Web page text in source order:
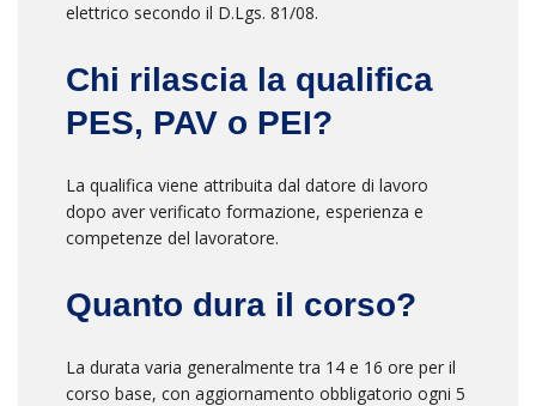
elettrico secondo il D.Lgs. 81/08.
Chi rilascia la qualifica
PES, PAV o PEI?
La qualifica viene attribuita dal datore di lavoro
dopo aver verificato formazione, esperienza e
competenze del lavoratore.
Quanto dura il corso?
La durata varia generalmente tra 14 e 16 ore per il
corso base, con aggiornamento obbligatorio ogni 5